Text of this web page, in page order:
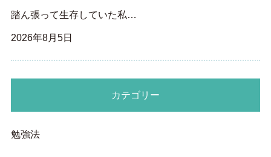
踏ん張って生存していた私…
2026年8月5日
カテゴリー
勉強法